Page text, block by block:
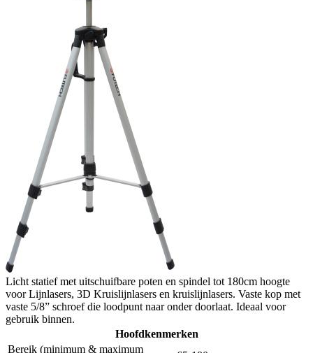
Licht statief met uitschuifbare poten en spindel tot 180cm hoogte
voor Lijnlasers, 3D Kruislijnlasers en kruislijnlasers. Vaste kop met
vaste 5/8” schroef die loodpunt naar onder doorlaat. Ideaal voor
gebruik binnen.
Hoofdkenmerken
Bereik (minimum & maximum